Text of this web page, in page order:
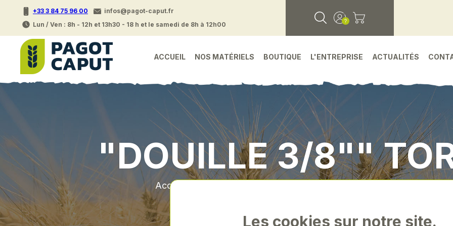
+33 3 84 75 96 00
infos@pagot-caput.fr
Lun / Ven : 8h - 12h et 13h30 - 18 h et le samedi de 8h à 12h00
ACCUEIL NOS MATÉRIELS BOUTIQUE L'ENTREPRISE ACTUALITÉS
"DOUILLE 3/8""
Accueil
Les cookies sur notre site.